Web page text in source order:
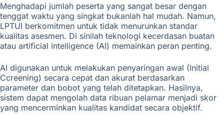
Menghadapi jumlah peserta yang sangat besar dengan
tenggat waktu yang singkat bukanlah hal mudah. Namun,
LPTUI berkomitmen untuk tidak menurunkan standar
kualitas asesmen. Di sinilah teknologi kecerdasan buatan
atau artificial intelligence (AI) memainkan peran penting.
AI digunakan untuk melakukan penyaringan awal (Initial
Ccreening) secara cepat dan akurat berdasarkan
parameter dan bobot yang telah ditetapkan. Hasilnya,
sistem dapat mengolah data ribuan pelamar menjadi skor
yang mencerminkan kualitas kandidat secara objektif.